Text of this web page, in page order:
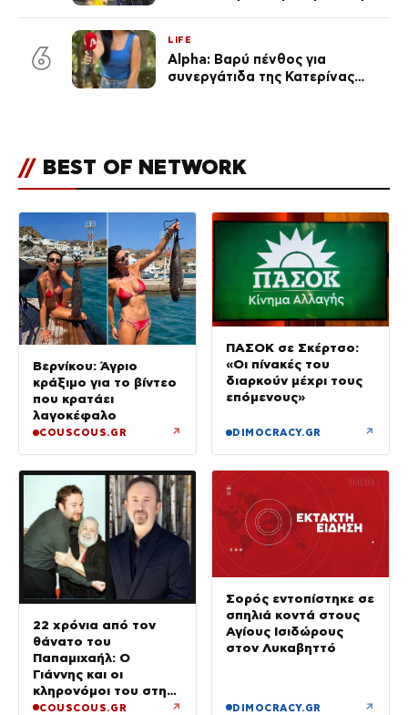
6
LIFE
Alpha: Βαρύ πένθος για
συνεργάτιδα της Κατερίνας
// BEST OF NETWORK
Βερνίκου: Άγριο
κράξιμο για το βίντεο
που κρατάει
λαγοκέφαλο
COUSCOUS.GR ↗
ΠΑΣΟΚ σε Σκέρτσο:
«Οι πίνακές του
διαρκούν μέχρι τους
επόμενους»
DIMOCRACY.GR ↗
22 χρόνια από τον
θάνατο του
Παπαμιχαήλ: Ο
Γιάννης και οι
κληρονόμοι του στη
διαθήκη
COUSCOUS.GR ↗
Σορός εντοπίστηκε σε
σπηλιά κοντά στους
Αγίους Ισιδώρους
στον Λυκαβηττό
DIMOCRACY.GR ↗